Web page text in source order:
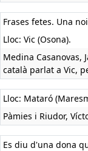
Frases fetes. Una
Lloc: Vic (Osona).
Medina Casanovas,
català parlat a Vic,
Lloc: Mataró
Pàmies i Riudor,
Es diu d'una dona